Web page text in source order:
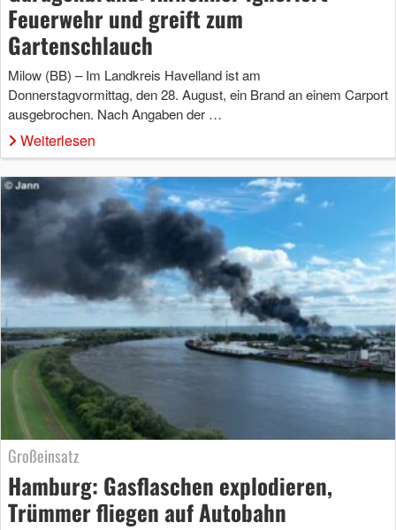
Feuerwehr und greift zum
Gartenschlauch
Milow (BB) – Im Landkreis Havelland ist am
Donnerstagvormittag, den 28. August, ein Brand an einem Carport
ausgebrochen. Nach Angaben der …
Weiterlesen
Großeinsatz
Hamburg: Gasflaschen explodieren,
Trümmer fliegen auf Autobahn